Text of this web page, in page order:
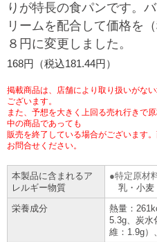
プリペイドカード・金券
ニンテンドー・ダウンロードカー
プリント
スキャン
ファクス
チケット
プリペイドサービス
切手・はがき・印紙
セブン銀行ATM
ご利用可能なお支払い方法
各種料金のお支払い
スマホプリペイド
レジでApple Accountにチャージ
セブンチケット
チケットぴあ
イープラス
CNプレイガイド
JTB
セブン‐イレブンでお受取り
タワーレコード
セブンネットショッピング
停電時のサービス停止のお知らせ
会社概要
貸借対照表・損益計算書
沿革
国内店舗数
売上高、店舗数推移
セブン‐イレブンの海外事業
サステナビリティ活動基本方針
サステナビリティ推進体制
GREEN CHALLENGE 2050
4VISIONS
サステナビリティニュース
サステナビリティレポート
加盟店オーナー募集
アルバイト情報
お問い合わせ
Language
English (Corporate)
English (Services)
中文[繁體字](服務)
りが特長の食パンです。
リームを配合して価格を
８円に変更しました。
168円（税込181.44円）
掲載商品は、店舗により取り扱いがな
ございます。
また、予想を大きく上回る売れ行きで
中の商品であっても
販売を終了している場合がございます
お問合せください。
本製品に含まれるア
レルギー物質
特定原材
乳・小麦
栄養成分
熱量：
5.3g、炭水
維：1.9g）